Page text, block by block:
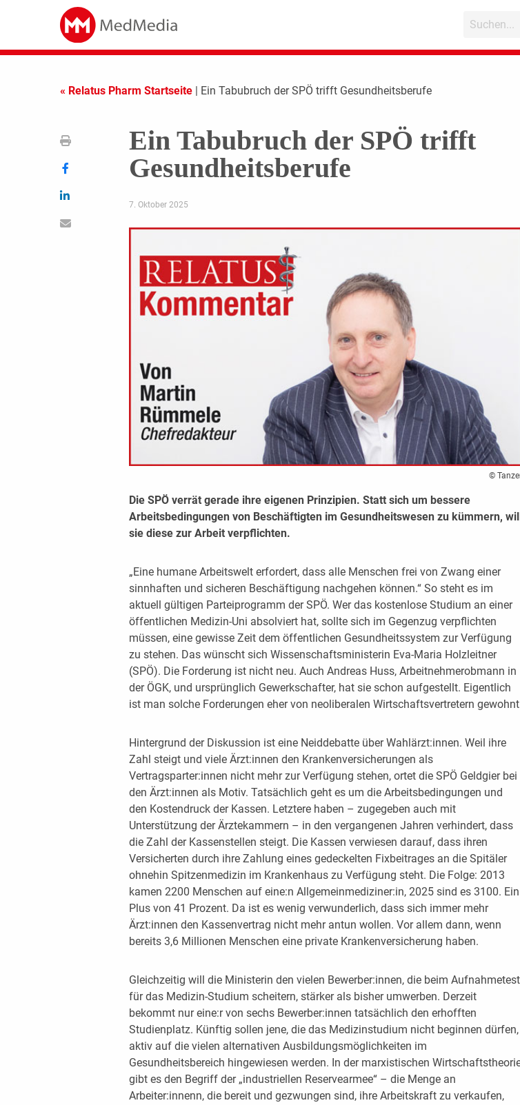
« Relatus Pharm Startseite | Ein Tabubruch der SPÖ trifft Gesundheitsberufe
Ein Tabubruch der SPÖ trifft
Gesundheitsberufe
7. Oktober 2025
©
Die SPÖ verrät gerade ihre eigenen Prinzipien. Statt sich um bessere
Arbeitsbedingungen von Beschäftigten im Gesundheitswesen zu kümmern, will
sie diese zur Arbeit verpflichten.
„Eine humane Arbeitswelt erfordert, dass alle Menschen frei von Zwang einer
sinnhaften und sicheren Beschäftigung nachgehen können.“ So steht es im
aktuell gültigen Parteiprogramm der SPÖ. Wer das kostenlose Studium an einer
öffentlichen Medizin-Uni absolviert hat, sollte sich im Gegenzug verpflichten
müssen, eine gewisse Zeit dem öffentlichen Gesundheitssystem zur Verfügung
zu stehen. Das wünscht sich Wissenschaftsministerin Eva-Maria Holzleitner
(SPÖ). Die Forderung ist nicht neu. Auch Andreas Huss, Arbeitnehmerobmann in
der ÖGK, und ursprünglich Gewerkschafter, hat sie schon aufgestellt. Eigentlich
ist man solche Forderungen eher von neoliberalen Wirtschaftsvertretern
Hintergrund der Diskussion ist eine Neiddebatte über Wahlärzt:innen. Weil ihre
Zahl steigt und viele Ärzt:innen den Krankenversicherungen als
Vertragsparter:innen nicht mehr zur Verfügung stehen, ortet die SPÖ Geldgier bei
den Ärzt:innen als Motiv. Tatsächlich geht es um die Arbeitsbedingungen und
den Kostendruck der Kassen. Letztere haben – zugegeben auch mit
Unterstützung der Ärztekammern – in den vergangenen Jahren verhindert, dass
die Zahl der Kassenstellen steigt. Die Kassen verwiesen darauf, dass ihren
Versicherten durch ihre Zahlung eines gedeckelten Fixbeitrages an die Spitäler
ohnehin Spitzenmedizin im Krankenhaus zu Verfügung steht. Die Folge: 2013
kamen 2200 Menschen auf eine:n Allgemeinmediziner:in, 2025 sind es 3100. Ein
Plus von 41 Prozent. Da ist es wenig verwunderlich, dass sich immer mehr
Ärzt:innen den Kassenvertrag nicht mehr antun wollen. Vor allem dann, wenn
bereits 3,6 Millionen Menschen eine private Krankenversicherung haben.
Gleichzeitig will die Ministerin den vielen Bewerber:innen, die beim Aufnahmetest
für das Medizin-Studium scheitern, stärker als bisher umwerben. Derzeit
bekommt nur eine:r von sechs Bewerber:innen tatsächlich den erhofften
Studienplatz. Künftig sollen jene, die das Medizinstudium nicht beginnen dürfen,
aktiv auf die vielen alternativen Ausbildungsmöglichkeiten im
Gesundheitsbereich hingewiesen werden. In der marxistischen
gibt es den Begriff der „industriellen Reservearmee“ – die Menge an
Arbeiter:innenn, die bereit und gezwungen sind, ihre Arbeitskraft zu verkaufen,